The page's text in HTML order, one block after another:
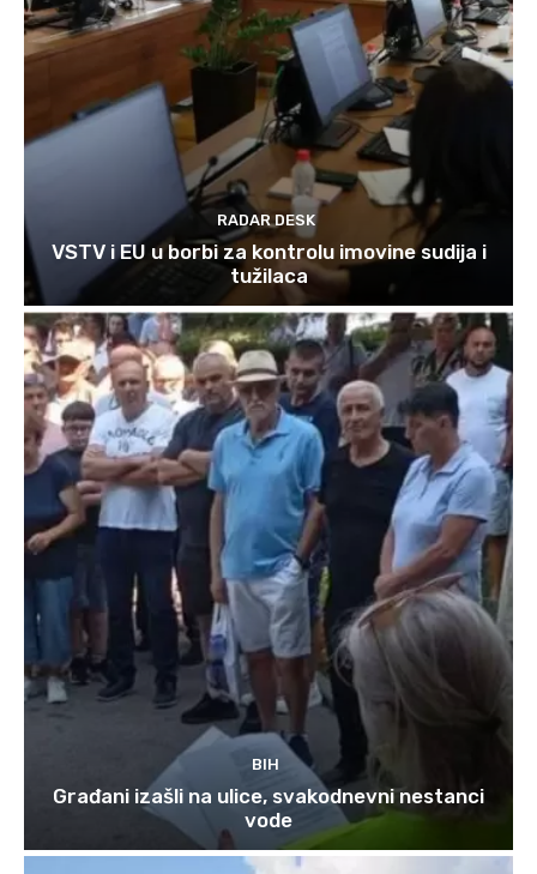
RADAR DESK
VSTV i EU u borbi za kontrolu imovine sudija i
tužilaca
BIH
Građani izašli na ulice, svakodnevni nestanci
vode